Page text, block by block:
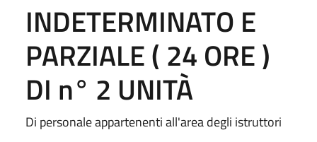
INDETERMINATO E
PARZIALE ( 24 ORE )
DI n° 2 UNITÀ
Di personale appartenenti all'area degli istruttori